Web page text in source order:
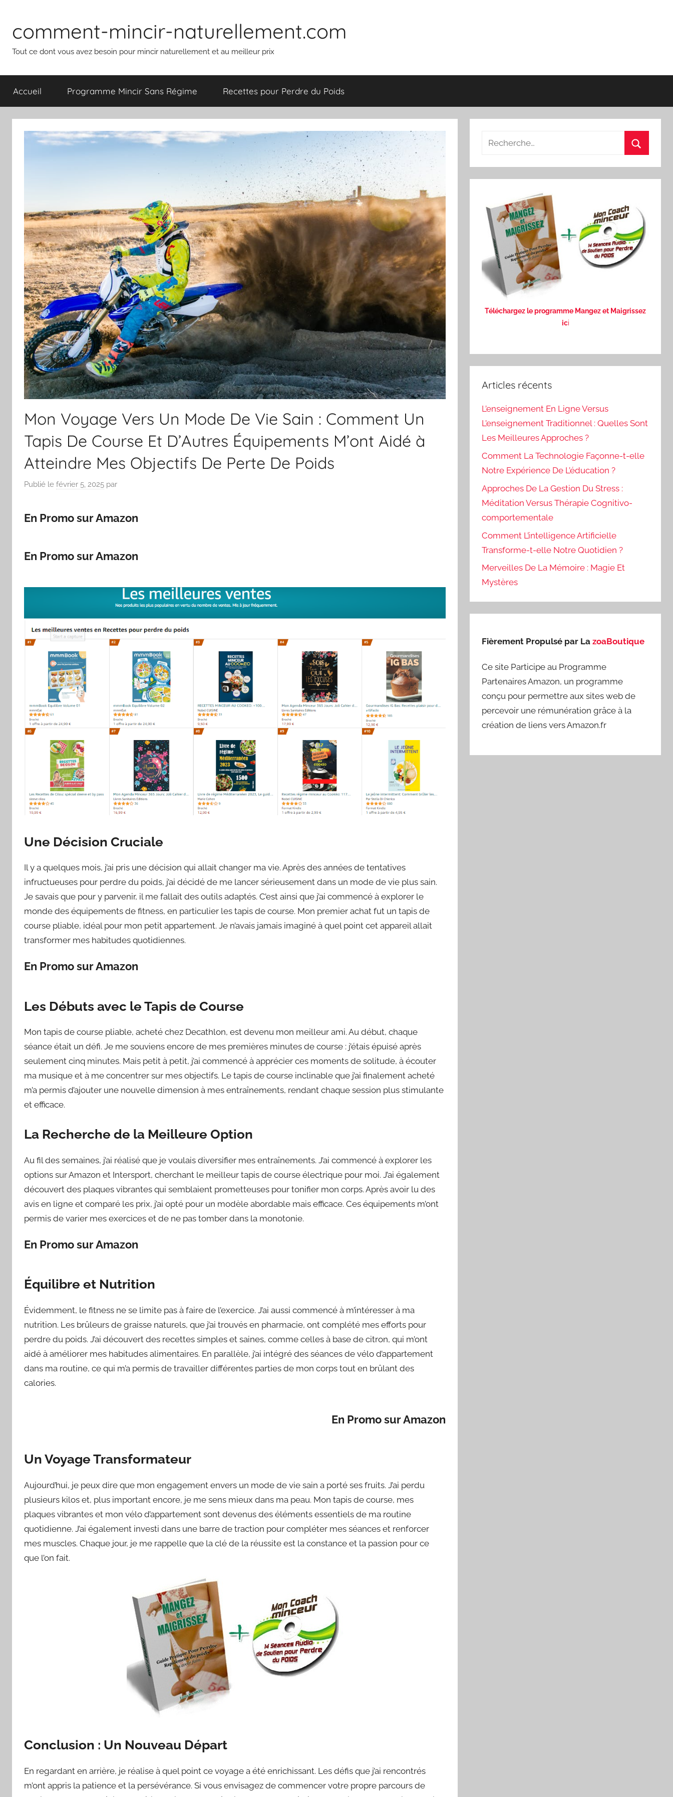
contenu
comment-mincir-naturellement.com
Tout ce dont vous avez besoin pour mincir naturellement et au meilleur prix
Accueil Programme Mincir Sans Régime Recettes pour Perdre du Poids
Mon Voyage Vers Un Mode De Vie Sain : Comment Un
Tapis De Course Et D’Autres Équipements M’ont Aidé à
Atteindre Mes Objectifs De Perte De Poids
Publié le février 5, 2025 par
En Promo sur Amazon
En Promo sur Amazon
Une Décision Cruciale
Il y a quelques mois, j’ai pris une décision qui allait changer ma vie. Après des années de tentatives
infructueuses pour perdre du poids, j’ai décidé de me lancer sérieusement dans un mode de vie plus sain.
Je savais que pour y parvenir, il me fallait des outils adaptés. C’est ainsi que j’ai commencé à explorer le
monde des équipements de fitness, en particulier les tapis de course. Mon premier achat fut un tapis de
course pliable, idéal pour mon petit appartement. Je n’avais jamais imaginé à quel point cet appareil allait
transformer mes habitudes quotidiennes.
En Promo sur Amazon
Les Débuts avec le Tapis de Course
Mon tapis de course pliable, acheté chez Decathlon, est devenu mon meilleur ami. Au début, chaque
séance était un défi. Je me souviens encore de mes premières minutes de course : j’étais épuisé après
seulement cinq minutes. Mais petit à petit, j’ai commencé à apprécier ces moments de solitude, à écouter
ma musique et à me concentrer sur mes objectifs. Le tapis de course inclinable que j’ai finalement acheté
m’a permis d’ajouter une nouvelle dimension à mes entraînements, rendant chaque session plus stimulante
et efficace.
La Recherche de la Meilleure Option
Au fil des semaines, j’ai réalisé que je voulais diversifier mes entraînements. J’ai commencé à explorer les
options sur Amazon et Intersport, cherchant le meilleur tapis de course électrique pour moi. J’ai également
découvert des plaques vibrantes qui semblaient prometteuses pour tonifier mon corps. Après avoir lu des
avis en ligne et comparé les prix, j’ai opté pour un modèle abordable mais efficace. Ces équipements m’ont
permis de varier mes exercices et de ne pas tomber dans la monotonie.
En Promo sur Amazon
Équilibre et Nutrition
Évidemment, le fitness ne se limite pas à faire de l’exercice. J’ai aussi commencé à m’intéresser à ma
nutrition. Les brûleurs de graisse naturels, que j’ai trouvés en pharmacie, ont complété mes efforts pour
perdre du poids. J’ai découvert des recettes simples et saines, comme celles à base de citron, qui m’ont
aidé à améliorer mes habitudes alimentaires. En parallèle, j’ai intégré des séances de vélo d’appartement
dans ma routine, ce qui m’a permis de travailler différentes parties de mon corps tout en brûlant des
calories.
En Promo sur Amazon
Un Voyage Transformateur
Aujourd’hui, je peux dire que mon engagement envers un mode de vie sain a porté ses fruits. J’ai perdu
plusieurs kilos et, plus important encore, je me sens mieux dans ma peau. Mon tapis de course, mes
plaques vibrantes et mon vélo d’appartement sont devenus des éléments essentiels de ma routine
quotidienne. J’ai également investi dans une barre de traction pour compléter mes séances et renforcer
mes muscles. Chaque jour, je me rappelle que la clé de la réussite est la constance et la passion pour ce
que l’on fait.
Conclusion : Un Nouveau Départ
En regardant en arrière, je réalise à quel point ce voyage a été enrichissant. Les défis que j’ai rencontrés
m’ont appris la patience et la persévérance. Si vous envisagez de commencer votre propre parcours de
Recherche
:
Téléchargez le programme Mangez et Maigrissez
ici
Articles récents
L’enseignement En Ligne Versus
L’enseignement Traditionnel : Quelles Sont
Les Meilleures Approches ?
Comment La Technologie Façonne-t-elle
Notre Expérience De L’éducation ?
Approches De La Gestion Du Stress :
Méditation Versus Thérapie Cognitivo-
comportementale
Comment L’intelligence Artificielle
Transforme-t-elle Notre Quotidien ?
Merveilles De La Mémoire : Magie Et
Mystères
Fièrement Propulsé par La zoaBoutique
Ce site Participe au Programme
Partenaires Amazon, un programme
conçu pour permettre aux sites web de
percevoir une rémunération grâce à la
création de liens vers Amazon.fr